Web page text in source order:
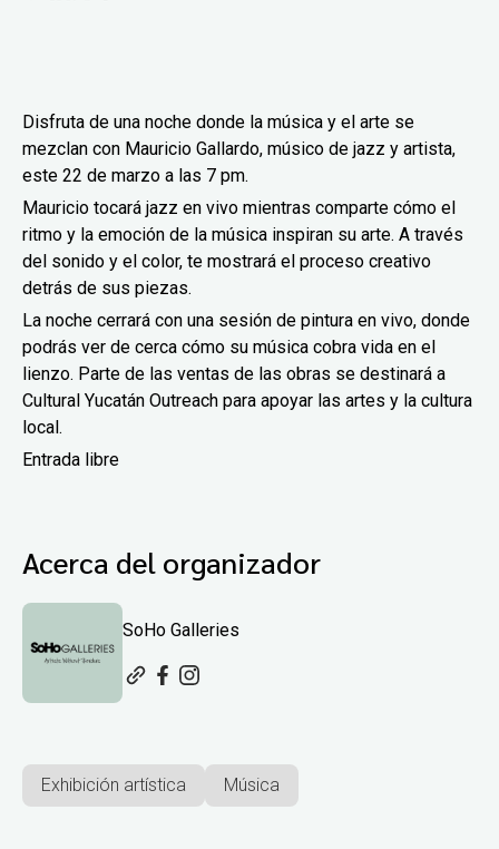
Disfruta de una noche donde la música y el arte se
mezclan con Mauricio Gallardo, músico de jazz y artista,
este 22 de marzo a las 7 pm.
Mauricio tocará jazz en vivo mientras comparte cómo el
ritmo y la emoción de la música inspiran su arte. A través
del sonido y el color, te mostrará el proceso creativo
detrás de sus piezas.
La noche cerrará con una sesión de pintura en vivo, donde
podrás ver de cerca cómo su música cobra vida en el
lienzo. Parte de las ventas de las obras se destinará a
Cultural Yucatán Outreach para apoyar las artes y la cultura
local.
Entrada libre
Acerca del organizador
SoHo Galleries
Exhibición artística Música